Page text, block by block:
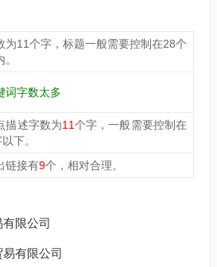
为11个字，标题一般需要控制在28个
词字数太多
描述字数为11个字，一般需要控制在
下。
链接有9个，相对合理。
限公司
有限公司